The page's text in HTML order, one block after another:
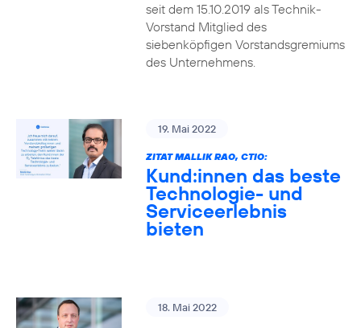
seit dem 15.10.2019 als Technik-
Vorstand Mitglied des
siebenköpfigen Vorstandsgremiums
des Unternehmens.
19. Mai 2022
ZITAT MALLIK RAO, CTIO:
Kund:innen das beste
Technologie- und
Serviceerlebnis
bieten
18. Mai 2022